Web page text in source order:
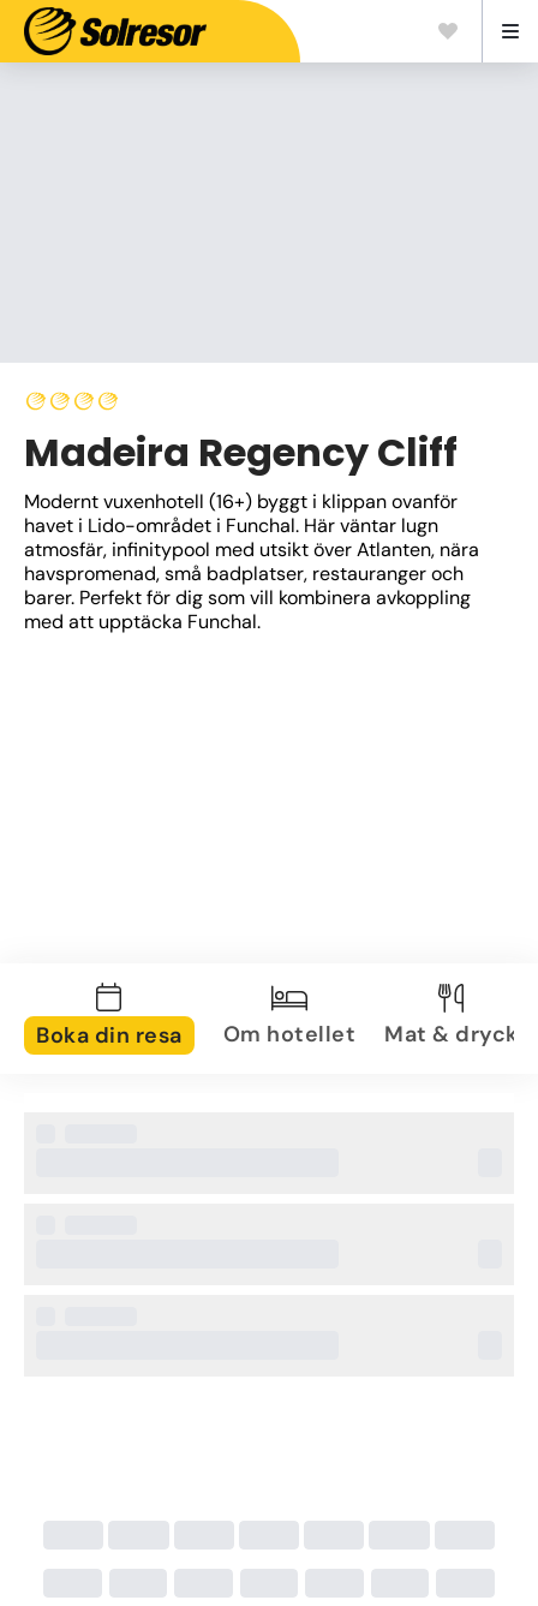
Madeira Regency Cliff
Modernt vuxenhotell (16+) byggt i klippan ovanför
havet i Lido-området i Funchal. Här väntar lugn
atmosfär, infinitypool med utsikt över Atlanten, nära
havspromenad, små badplatser, restauranger och
barer. Perfekt för dig som vill kombinera avkoppling
med att upptäcka Funchal.
Boka din resa Om hotellet Mat & dryck